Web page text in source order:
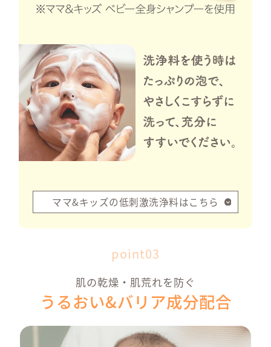
製品
UVカット成分が
低刺
しっかり紫外